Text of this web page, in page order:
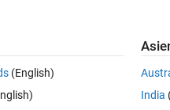
öffnen 0 Stimmen
(English)
India